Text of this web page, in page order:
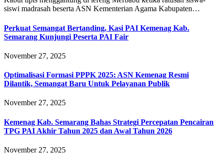
siswi madrasah beserta ASN Kementerian Agama Kabupaten…
Perkuat Semangat Bertanding, Kasi PAI Kemenag Kab.
Semarang Kunjungi Peserta PAI Fair
November 27, 2025
Optimalisasi Formasi PPPK 2025: ASN Kemenag Resmi
Dilantik, Semangat Baru Untuk Pelayanan Publik
November 27, 2025
Kemenag Kab. Semarang Bahas Strategi Percepatan Pencairan
TPG PAI Akhir Tahun 2025 dan Awal Tahun 2026
November 27, 2025